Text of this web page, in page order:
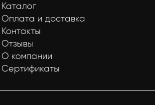
Каталог
Оплата и доставка
Контакты
Отзывы
О компании
Сертификаты